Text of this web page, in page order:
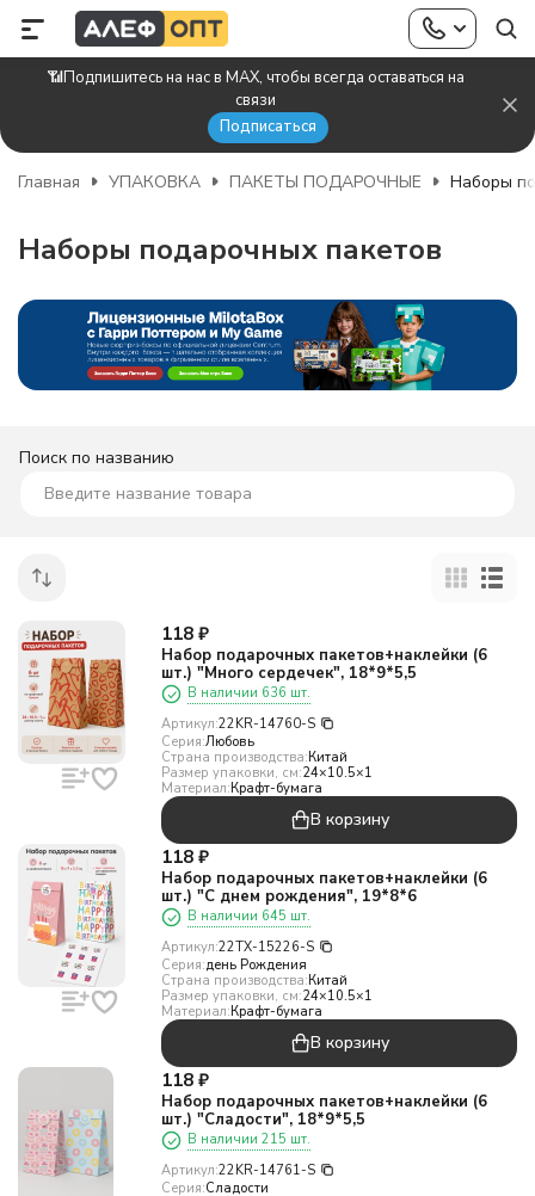
📶Подпишитесь на нас в MAX, чтобы всегда оставаться на
связи
Подписаться
Главная УПАКОВКА ПАКЕТЫ ПОДАРОЧНЫЕ Наборы
Наборы подарочных пакетов
Поиск по названию
118 ₽
Набор подарочных пакетов+наклейки (6
шт.) "Много сердечек", 18*9*5,5
В наличии 636 шт.
Артикул:22KR-14760-S
Серия:Любовь
Страна производства:Китай
Размер упаковки, см:24×10.5×1
Материал:Крафт-бумага
В корзину
118 ₽
Набор подарочных пакетов+наклейки (6
шт.) "С днем рождения", 19*8*6
В наличии 645 шт.
Артикул:22TX-15226-S
Серия:день Рождения
Страна производства:Китай
Размер упаковки, см:24×10.5×1
Материал:Крафт-бумага
В корзину
118 ₽
Набор подарочных пакетов+наклейки (6
шт.) "Сладости", 18*9*5,5
В наличии 215 шт.
Артикул:22KR-14761-S
Серия:Сладости